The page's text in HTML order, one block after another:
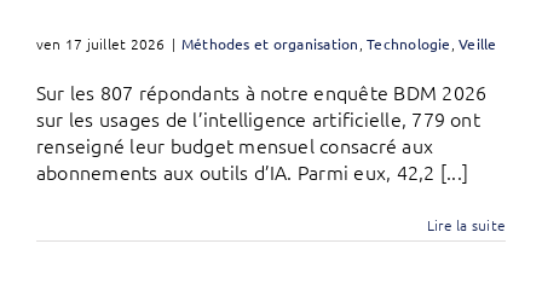
ven 17 juillet 2026 | Méthodes et organisation ,Technologie ,Veille
Sur les 807 répondants à notre enquête BDM 2026
sur les usages de l’intelligence artificielle, 779 ont
renseigné leur budget mensuel consacré aux
abonnements aux outils d’IA. Parmi eux, 42,2 [...]
Lire la suite